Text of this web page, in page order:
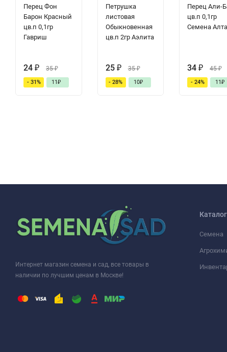
Перец Фон
Барон Красный
цв.п 0,1гр
Гавриш
24 ₽ 35₽
- 31% 11 ₽
Петрушка
листовая
Обыкновенная
цв.п 2гр Аэлита
25 ₽ 35₽
- 28% 10₽
Перец Али-
цв.п 0,1гр
Семена
34₽ 45₽
- 24% 11₽
Интернет магазин семена и сад, все товары в
наличии по лучшим ценам в Москве!
Каталог
Семена